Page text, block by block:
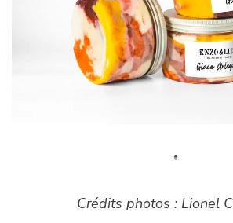
Crédits photos : Lionel